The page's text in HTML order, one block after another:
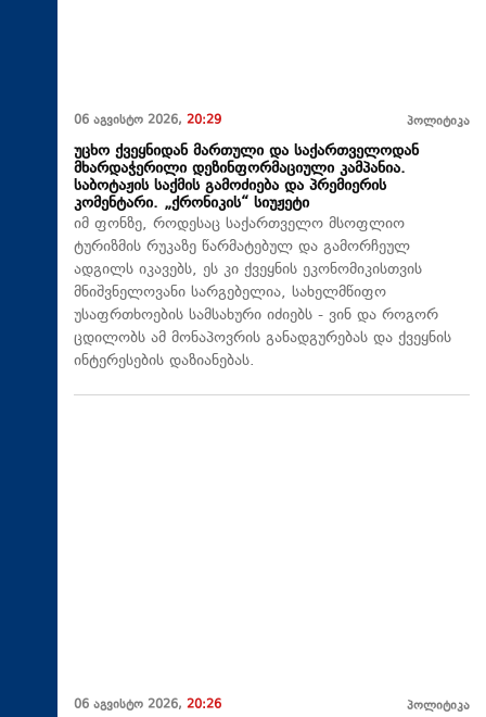
06 აგვისტო 2026, 20:29 პოლიტიკა
უცხო ქვეყნიდან მართული და საქართველოდან
მხარდაჭერილი დეზინფორმაციული კამპანია.
საბოტაჟის საქმის გამოძიება და პრემიერის
კომენტარი. „ქრონიკის“ სიუჟეტი
იმ ფონზე, როდესაც საქართველო მსოფლიო
ტურიზმის რუკაზე წარმატებულ და გამორჩეულ
ადგილს იკავებს, ეს კი ქვეყნის ეკონომიკისთვის
მნიშვნელოვანი სარგებელია, სახელმწიფო
უსაფრთხოების სამსახური იძიებს - ვინ და როგორ
ცდილობს ამ მონაპოვრის განადგურებას და ქვეყნის
ინტერესების დაზიანებას.
06 აგვისტო 2026, 20:26 პოლიტიკა